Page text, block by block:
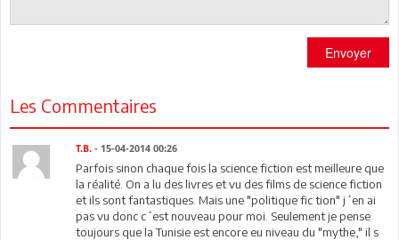
Envoyer
Les Commentaires
T.B. - 15-04-2014 00:26
Parfois sinon chaque fois la science fiction est meilleure que
la réalité. On a lu des livres et vu des films de science fiction
et ils sont fantastiques. Mais une "politique fic tion" j´en ai
pas vu donc c´est nouveau pour moi. Seulement je pense
toujours que la Tunisie est encore eu niveau du "mythe," il s